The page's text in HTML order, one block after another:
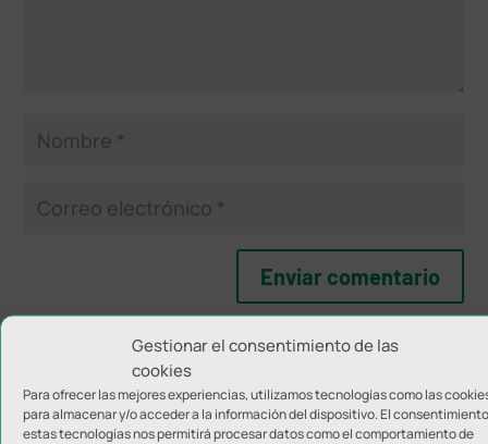
Gestionar el consentimiento de las
cookies
Para ofrecer las mejores experiencias, utilizamos tecnologías como las
para almacenar y/o acceder a la información del dispositivo. El
estas tecnologías nos permitirá procesar datos como el comportamiento de
NOTICIAS RELACIONADAS